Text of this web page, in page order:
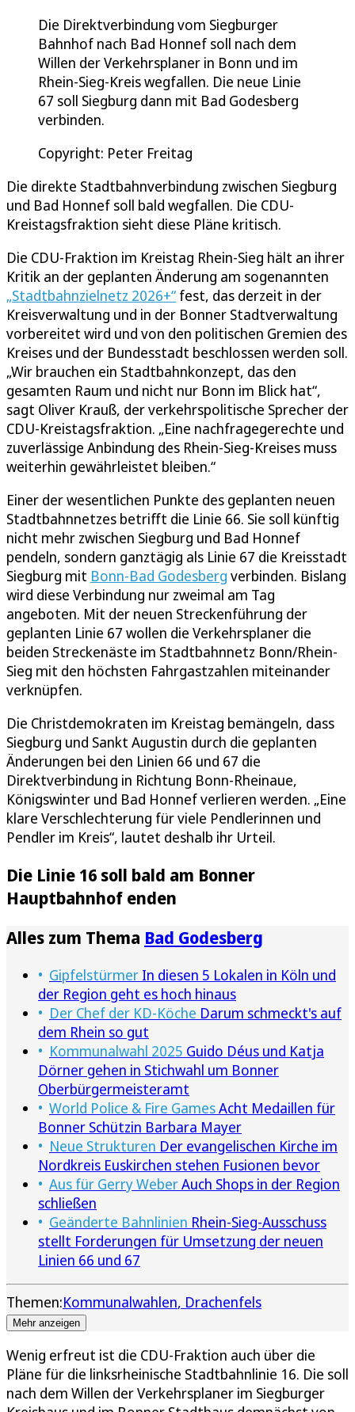
Die Direktverbindung vom Siegburger
Bahnhof nach Bad Honnef soll nach dem
Willen der Verkehrsplaner in Bonn und im
Rhein-Sieg-Kreis wegfallen. Die neue Linie
67 soll Siegburg dann mit Bad Godesberg
verbinden.
Copyright: Peter Freitag
Die direkte Stadtbahnverbindung zwischen Siegburg
und Bad Honnef soll bald wegfallen. Die CDU-
Kreistagsfraktion sieht diese Pläne kritisch.
Die CDU-Fraktion im Kreistag Rhein-Sieg hält an ihrer
Kritik an der geplanten Änderung am sogenannten
„Stadtbahnzielnetz 2026+“ fest, das derzeit in der
Kreisverwaltung und in der Bonner Stadtverwaltung
vorbereitet wird und von den politischen Gremien des
Kreises und der Bundesstadt beschlossen werden soll.
„Wir brauchen ein Stadtbahnkonzept, das den
gesamten Raum und nicht nur Bonn im Blick hat“,
sagt Oliver Krauß, der verkehrspolitische Sprecher der
CDU-Kreistagsfraktion. „Eine nachfragegerechte und
zuverlässige Anbindung des Rhein-Sieg-Kreises muss
weiterhin gewährleistet bleiben.“
Einer der wesentlichen Punkte des geplanten neuen
Stadtbahnnetzes betrifft die Linie 66. Sie soll künftig
nicht mehr zwischen Siegburg und Bad Honnef
pendeln, sondern ganztägig als Linie 67 die Kreisstadt
Siegburg mit Bonn-Bad Godesberg verbinden. Bislang
wird diese Verbindung nur zweimal am Tag
angeboten. Mit der neuen Streckenführung der
geplanten Linie 67 wollen die Verkehrsplaner die
beiden Streckenäste im Stadtbahnnetz Bonn/Rhein-
Sieg mit den höchsten Fahrgastzahlen miteinander
verknüpfen.
Die Christdemokraten im Kreistag bemängeln, dass
Siegburg und Sankt Augustin durch die geplanten
Änderungen bei den Linien 66 und 67 die
Direktverbindung in Richtung Bonn-Rheinaue,
Königswinter und Bad Honnef verlieren werden. „Eine
klare Verschlechterung für viele Pendlerinnen und
Pendler im Kreis“, lautet deshalb ihr Urteil.
Die Linie 16 soll bald am Bonner
Hauptbahnhof enden
Alles zum Thema Bad Godesberg
Gipfelstürmer In diesen 5 Lokalen in Köln und
der Region geht es hoch hinaus
Der Chef der KD-Köche Darum schmeckt's auf
dem Rhein so gut
Kommunalwahl 2025 Guido Déus und Katja
Dörner gehen in Stichwahl um Bonner
Oberbürgermeisteramt
World Police & Fire GamesAcht Medaillen für
Bonner Schützin Barbara Mayer
Neue Strukturen Der evangelischen Kirche im
Nordkreis Euskirchen stehen Fusionen bevor
Aus für Gerry WeberAuch Shops in der Region
schließen
Geänderte Bahnlinien Rhein-Sieg-Ausschuss
stellt Forderungen für Umsetzung der neuen
Linien 66 und 67
Themen:Kommunalwahlen Drachenfels
Mehr anzeigen
Wenig erfreut ist die CDU-Fraktion auch über die
Pläne für die linksrheinische Stadtbahnlinie 16. Die soll
nach dem Willen der Verkehrsplaner im Siegburger